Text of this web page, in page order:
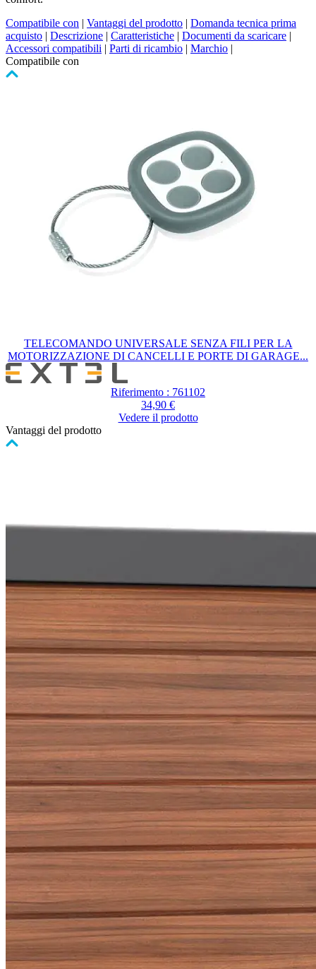
Compatibile con | Vantaggi del prodotto | Domanda tecnica prima
acquisto | Descrizione | Caratteristiche | Documenti da scaricare |
Accessori compatibili | Parti di ricambio | Marchio |
Compatibile con
TELECOMANDO UNIVERSALE SENZA FILI PER LA
MOTORIZZAZIONE DI CANCELLI E PORTE DI GARAGE...
Riferimento : 761102
34,90 €
Vedere il prodotto
Vantaggi del prodotto